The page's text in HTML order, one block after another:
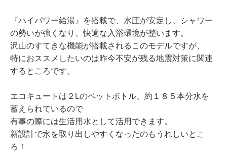
『ハイパワー給湯』を搭載で、水圧が安定し、シャワー
の勢いが強くなり、快適な入浴環境が整います。
沢山のすてきな機能が搭載されるこのモデルですが、
特におススメしたいのは昨今不安が残る地震対策に関連
するところです。
エコキュートは２Lのペットボトル、約１８５本分水を
蓄えられているので
有事の際には生活用水として活用できます。
新設計で水を取り出しやすくなったのもうれしいとこ
ろ！